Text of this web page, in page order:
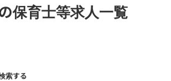
保育士等求人一覧
索する